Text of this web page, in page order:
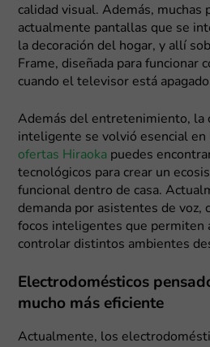
calidad visual. Además, muchas
actualmente pantallas que se
la decoración del hogar, y allí
Frame, diseñada para funcionar
cuando el televisor está
Además del entretenimiento, la
inteligente se volvió esencial en
ofertas Hiraoka puedes
tecnológicos para crear un
funcional dentro de casa.
demanda por asistentes de voz,
focos inteligentes que permiten
controlar distintos ambientes
Electrodomésticos
mucho más eficiente
Actualmente, los